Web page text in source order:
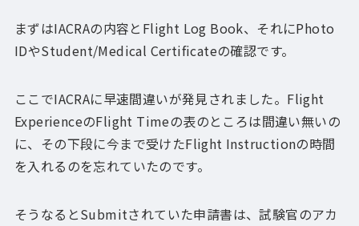
まずはIACRAの内容とFlight Log Book、それにPhoto
IDやStudent/Medical Certificateの確認です。
ここでIACRAに早速間違いが発見されました。Flight
ExperienceのFlight Timeの表のところは間違い無いの
に、その下段に今まで受けたFlight Instructionの時間
を入れるのを忘れていたのです。
そうなるとSubmitされていた申請書は、試験官のアカ